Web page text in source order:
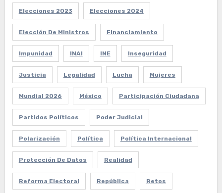
Elecciones 2023 Elecciones 2024
Elección De Ministros Financiamiento
Impunidad INAI INE Inseguridad
Justicia Legalidad Lucha Mujeres
Mundial 2026 México Participación Ciudadana
Partidos Políticos Poder Judicial
Polarización Política Política Internacional
Protección De Datos Realidad
Reforma Electoral República Retos